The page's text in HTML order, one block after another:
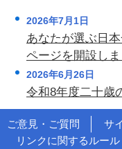
2026年7月1日
あなたが選ぶ日
ページを開設し
2026年6月26日
令和8年度二十歳
ご意見・ご質問 サ
リンクに関するルール